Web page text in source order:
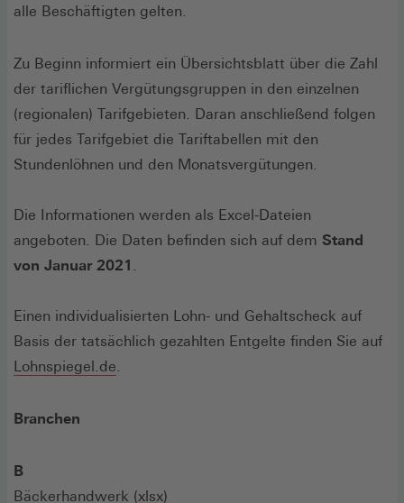
alle Beschäftigten gelten.
Zu Beginn informiert ein Übersichtsblatt über die Zahl
der tariflichen Vergütungsgruppen in den einzelnen
(regionalen) Tarifgebieten. Daran anschließend folgen
für jedes Tarifgebiet die Tariftabellen mit den
Stundenlöhnen und den Monatsvergütungen.
Die Informationen werden als Excel-Dateien
angeboten. Die Daten befinden sich auf dem Stand
von Januar 2021
Einen individualisierten Lohn- und Gehaltscheck auf
Basis der tatsächlich gezahlten Entgelte finden Sie auf
Lohnspiegel.de
Branchen
B
Bäckerhandwerk (xlsx)